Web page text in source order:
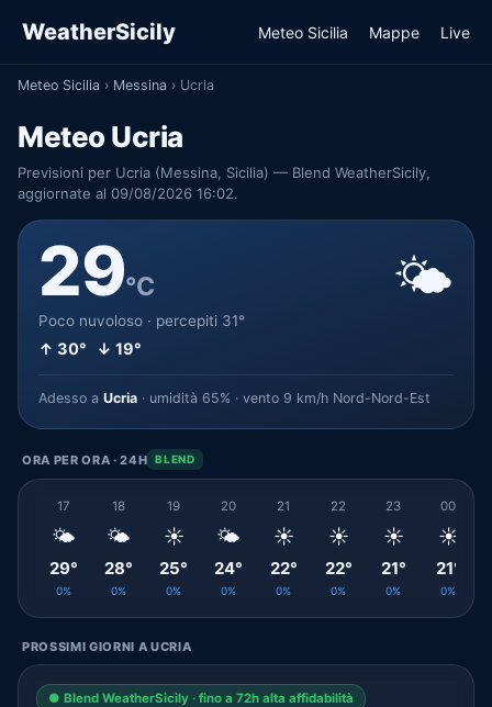
WeatherSicily Meteo Sicilia Mappe Live
Meteo Sicilia › Messina › Ucria
Meteo Ucria
Previsioni per Ucria (Messina, Sicilia) — Blend WeatherSicily,
aggiornate al 09/08/2026 16:02.
29°C
Poco nuvoloso · percepiti 31°
↑ 30° ↓ 19°
🌤️
Adesso a Ucria · umidità 65% · vento 9 km/h Nord-Nord-Est
ORA PER ORA · 24H BLEND
17
🌤️
29°
0%
18
🌤️
28°
0%
19
☀️
25°
0%
20
🌤️
24°
0%
21
☀️
22°
0%
22
☀️
22°
0%
23
☀️
21°
0%
00
☀️
21°
0%
PROSSIMI GIORNI A UCRIA
● Blend WeatherSicily · fino a 72h alta affidabilità